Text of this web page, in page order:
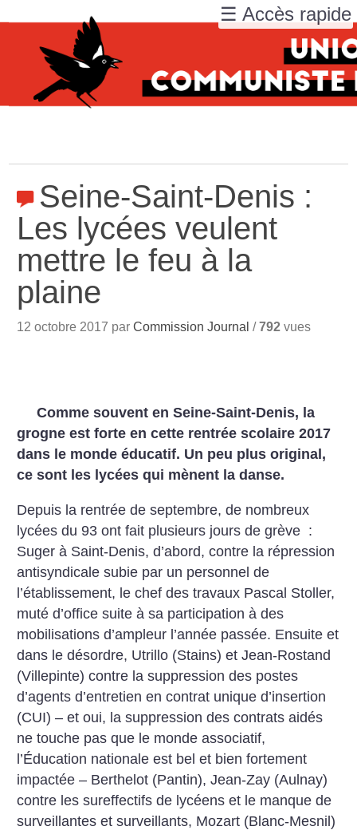
Seine-Saint-Denis :
Les lycées veulent
mettre le feu à la
plaine
12 octobre 2017 parCommission Journal /792 vues
Comme souvent en Seine-Saint-Denis, la
grogne est forte en cette rentrée scolaire 2017
dans le monde éducatif. Un peu plus original,
ce sont les lycées qui mènent la danse.
Depuis la rentrée de septembre, de nombreux
lycées du 93 ont fait plusieurs jours de grève :
Suger à Saint-Denis, d’abord, contre la répression
antisyndicale subie par un personnel de
l’établissement, le chef des travaux Pascal Stoller,
muté d’office suite à sa participation à des
mobilisations d’ampleur l’année passée. Ensuite et
dans le désordre, Utrillo (Stains) et Jean-Rostand
(Villepinte) contre la suppression des postes
d’agents d’entretien en contrat unique d’insertion
(CUI) – et oui, la suppression des contrats aidés
ne touche pas que le monde associatif,
l’Éducation nationale est bel et bien fortement
impactée – Berthelot (Pantin), Jean-Zay (Aulnay)
contre les sureffectifs de lycéens et le manque de
surveillantes et surveillants, Mozart (Blanc-Mesnil)
☰ Accès rapide